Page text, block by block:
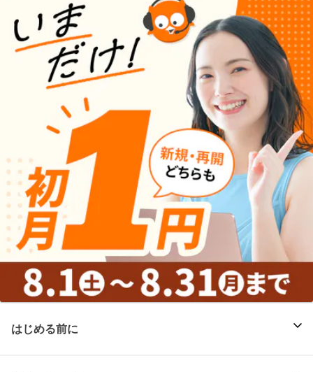
はじめる前に